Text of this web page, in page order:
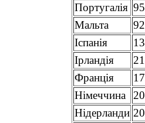
Португалія
Мальта
Іспанія
Ірландія
Франція
Німеччина
Нідерланди